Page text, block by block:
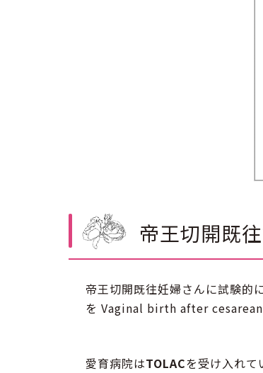
帝王切開既
帝王切開既往妊婦さんに試験
を Vaginal birth after cesarean
愛育病院はTOLACを受け入れて